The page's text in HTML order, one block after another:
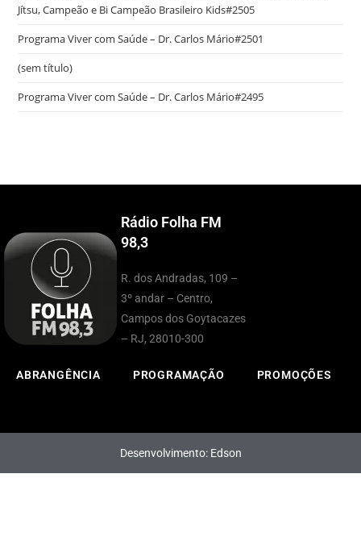
Jítsu, Campeão e Bi Campeão Brasileiro Kids#2505
Programa Viver com Saúde – Dr. Carlos Mário#2501
(sem título)
Programa Viver com Saúde – Dr. Carlos Mário#2495
Rádio Folha FM
98,3
R. dos Andradas, 109 –
3º andar – Centro,
Campos dos Goytacazes
– RJ, 28010-300
ABRANGÊNCIA PROGRAMAÇÃO PROMOÇÕES
Desenvolvimento: Edson